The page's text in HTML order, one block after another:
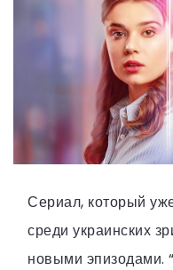
Сериал, который
среди украинских
новыми эпизодами.